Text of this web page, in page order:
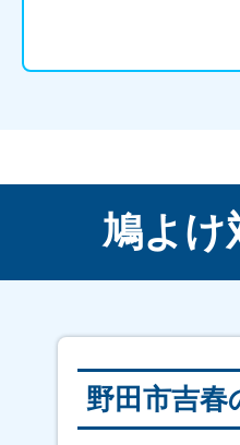
｜奥若山｜小野田｜
北竜王町｜北若山
町｜木戸 中ノ町｜
山｜郷｜高栄｜郡｜
大休団地｜高須｜高
の尻｜旦 西｜旦
鳩よけ
野田市吉春